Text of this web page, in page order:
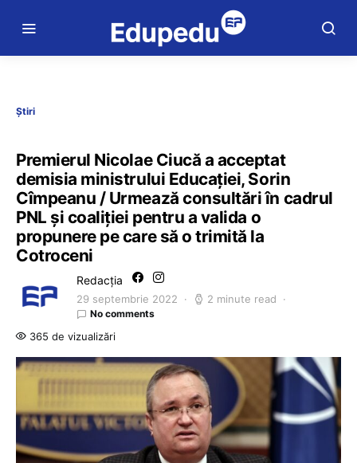
Știri
Premierul Nicolae Ciucă a acceptat
demisia ministrului Educației, Sorin
Cîmpeanu / Urmează consultări în cadrul
PNL și coaliției pentru a valida o
propunere pe care să o trimită la
Cotroceni
Redacția
29 septembrie 2022 2 minute read
No comments
365 de vizualizări